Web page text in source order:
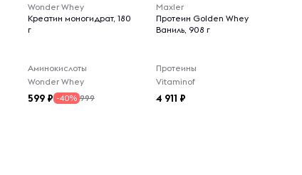
Wonder Whey
Креатин моногидрат, 180
г
Аминокислоты
Wonder Whey
599 -40% 999
Maxler
Протеин Golden Whey
Ваниль, 908 г
Протеины
Vitaminof
4 911